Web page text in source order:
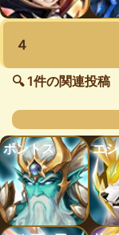
４
🔍 1件の関連投稿
ポントス
エ